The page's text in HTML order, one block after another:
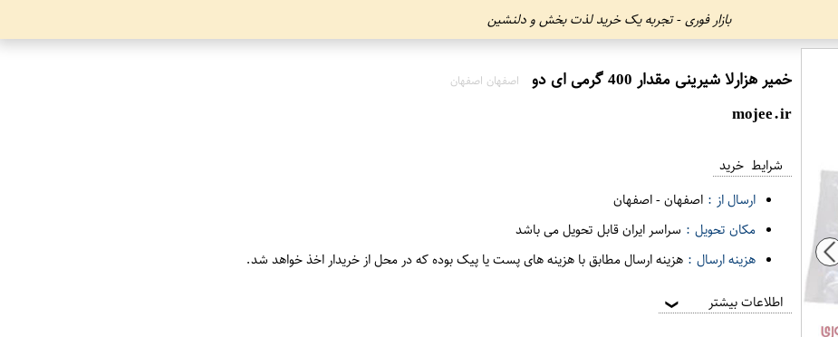
بازار فوری - تجربه یک خرید لذت بخش و دلنشین
خمیر هزارلا شیرینی مقدار 400 گرمی ای دو اصفهان اصفهان
mojee.ir
شرایط خرید
ارسال از : اصفهان-اصفهان
مکان تحویل : سراسر ایران قابل تحویل می باشد
هزینه ارسال : هزینه ارسال مطابق با هزینه های پست یا پیک بوده که در محل از خریدار اخذ خواهد شد.
اطلاعات بیشتر ❯